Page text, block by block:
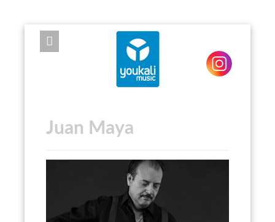
EXPOSE FRAMEWORK FOR JOOMLA 2.5 AND 3.0+
Juan Maya